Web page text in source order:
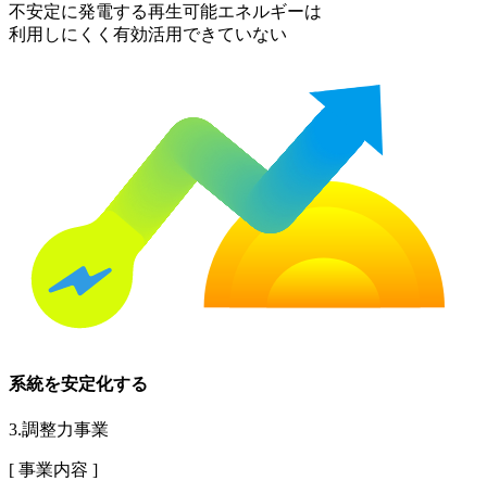
不安定に発電する再生可能エネルギーは
利用しにくく有効活用できていない
系統を安定化する
3.調整力事業
[ 事業内容 ]